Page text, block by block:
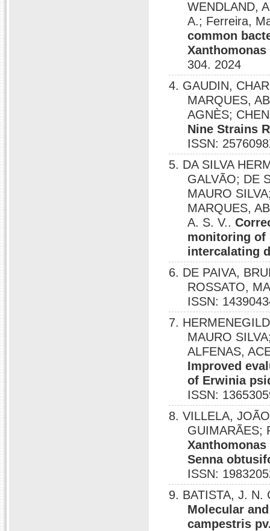
WENDLAND,
A.; Ferreira,
common
304. 2024
4. GAUDIN,
MARQUES,
AGNÈS;
Nine Strains
ISSN:
5. DA SILVA
GALVÃO; DE
MAURO
MARQUES,
A. S. V..
monitoring of
intercalating
6. DE PAIVA,
ROSSATO,
ISSN:
7.
MAURO
ALFENAS,
Improved
of Erwinia
ISSN:
8. VILLELA,
GUIMARÃES;
Senna
ISSN:
9. BATISTA, J. N.
Molecular
campestris